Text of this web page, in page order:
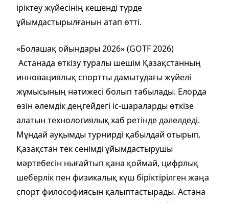
іріктеу жүйесінің кешенді түрде
ұйымдастырылғанын атап өтті.
«Болашақ ойындары 2026» (GOTF 2026)
Астанада өткізу туралы шешім Қазақстанның
инновациялық спортты дамытудағы жүйелі
жұмысының нәтижесі болып табылады. Елорда
өзін әлемдік деңгейдегі іс-шараларды өткізе
алатын технологиялық хаб ретінде дәлелдеді.
Мұндай ауқымды турнирді қабылдай отырып,
Қазақстан тек сенімді ұйымдастырушы
мәртебесін нығайтып қана қоймай, цифрлық
шеберлік пен физикалық күш біріктірілген жаңа
спорт философиясын қалыптастырады. Астана